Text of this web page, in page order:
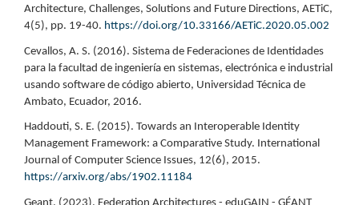
Architecture, Challenges, Solutions and Future Directions, AETiC,
4(5), pp. 19-40. https://doi.org/10.33166/AETiC.2020.05.002
Cevallos, A. S. (2016). Sistema de Federaciones de Identidades
para la facultad de ingeniería en sistemas, electrónica e industrial
usando software de código abierto, Universidad Técnica de
Ambato, Ecuador, 2016.
Haddouti, S. E. (2015). Towards an Interoperable Identity
Management Framework: a Comparative Study. International
Journal of Computer Science Issues, 12(6), 2015.
https://arxiv.org/abs/1902.11184